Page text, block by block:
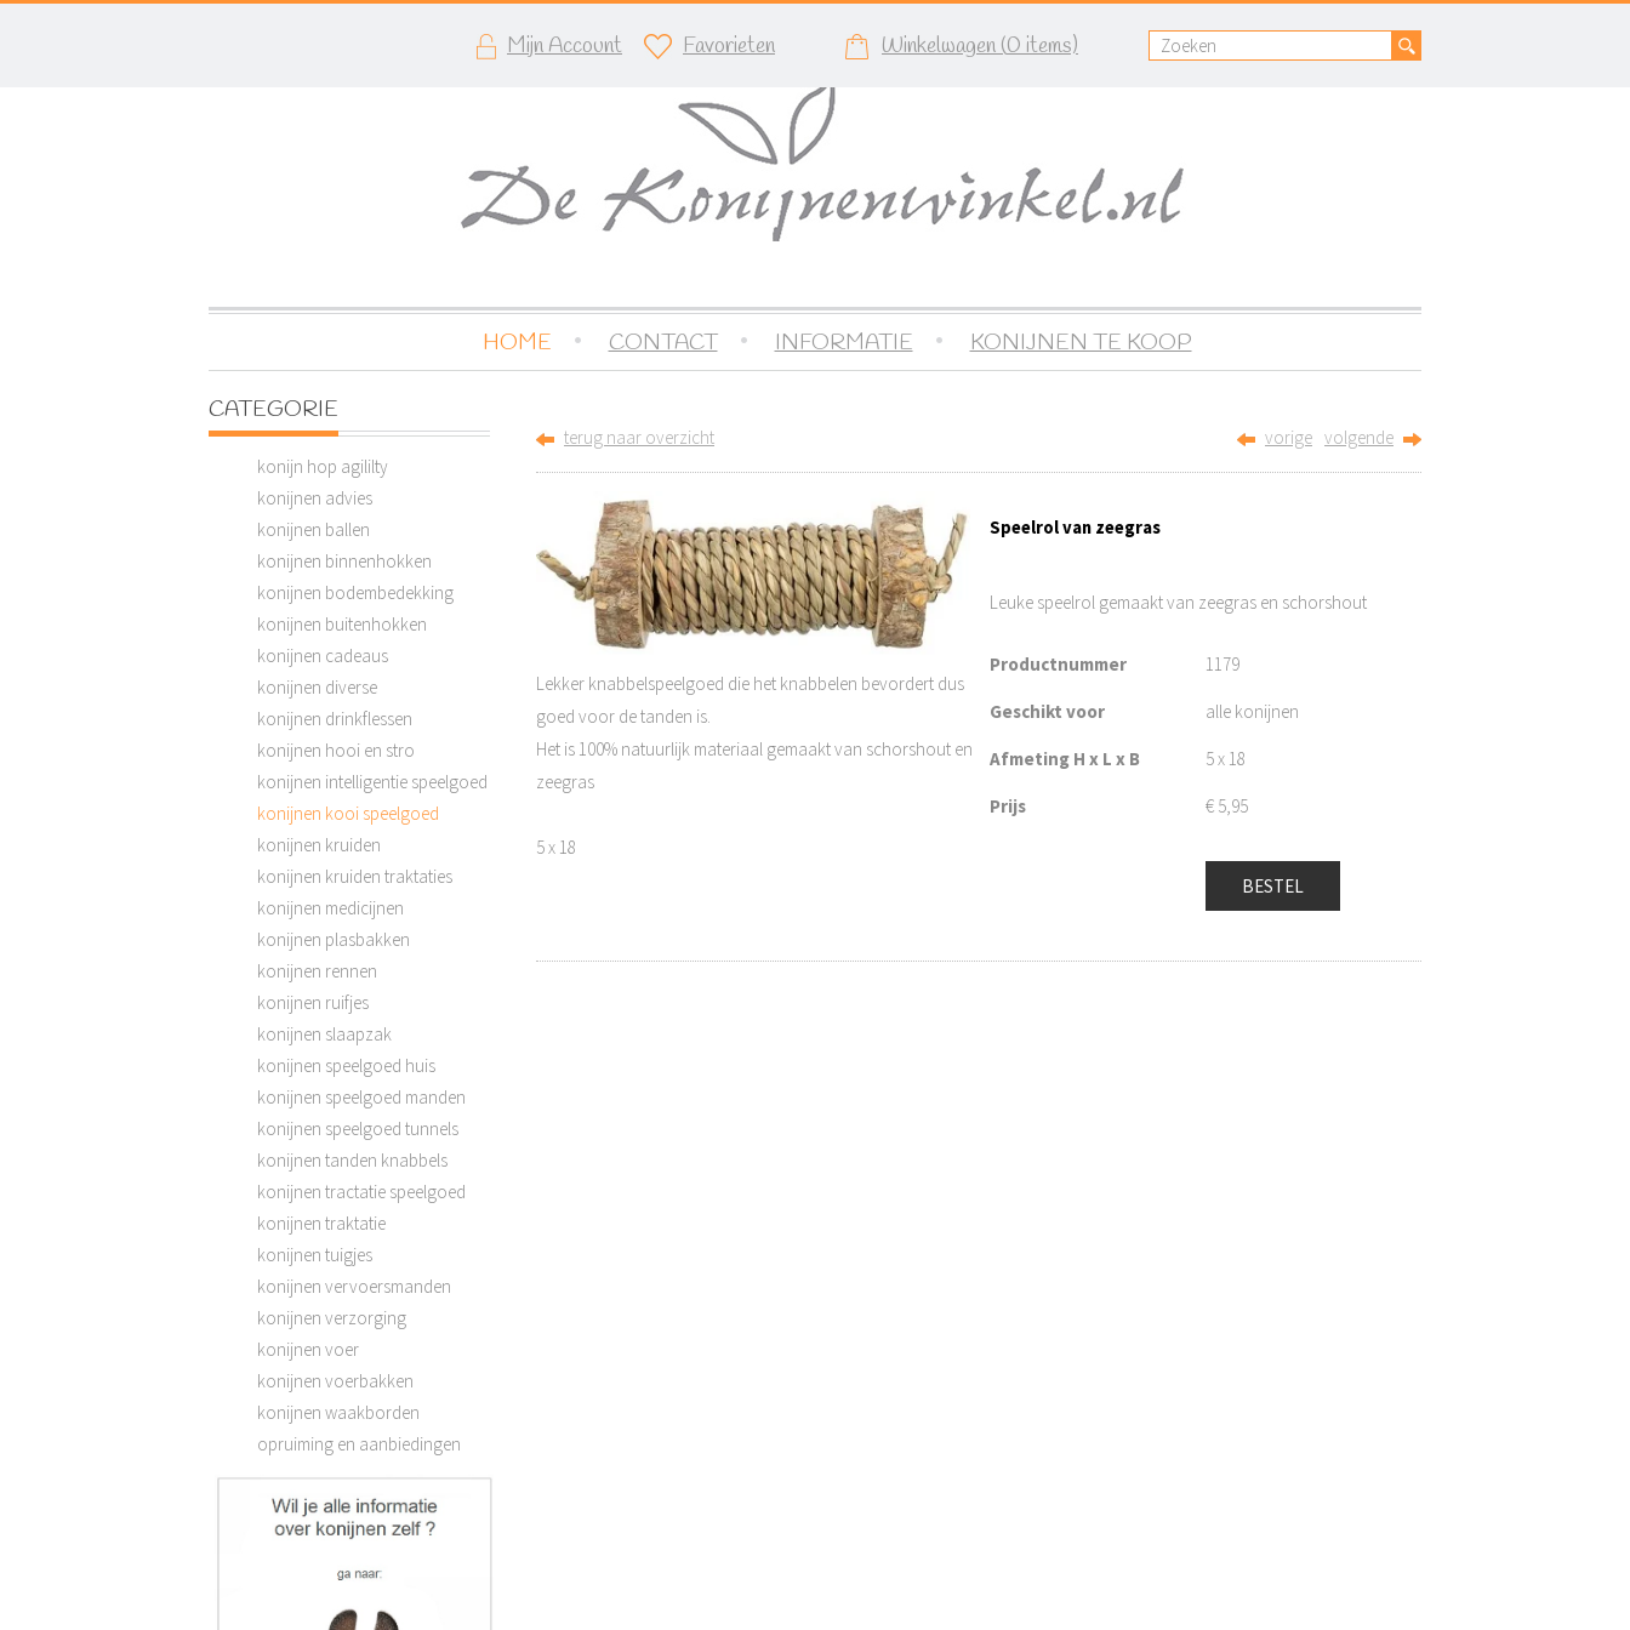
Mijn Account Favorieten Winkelwagen (0 items)
HOME CONTACT INFORMATIE KONIJNEN TE KOOP
CATEGORIE
konijn hop agililty
konijnen advies
konijnen ballen
konijnen binnenhokken
konijnen bodembedekking
konijnen buitenhokken
konijnen cadeaus
konijnen diverse
konijnen drinkflessen
konijnen hooi en stro
konijnen intelligentie speelgoed
konijnen kooi speelgoed
konijnen kruiden
konijnen kruiden traktaties
konijnen medicijnen
konijnen plasbakken
konijnen rennen
konijnen ruifjes
konijnen slaapzak
konijnen speelgoed huis
konijnen speelgoed manden
konijnen speelgoed tunnels
konijnen tanden knabbels
konijnen tractatie speelgoed
konijnen traktatie
konijnen tuigjes
konijnen vervoersmanden
konijnen verzorging
konijnen voer
konijnen voerbakken
konijnen waakborden
opruiming en aanbiedingen
terug naar overzicht vorige volgende
Speelrol van zeegras
Leuke speelrol gemaakt van zeegras en schorshout
Productnummer 1179
Geschikt voor alle konijnen
Afmeting H x L x B 5 x 18
Prijs € 5,95
BESTEL
Lekker knabbelspeelgoed die het knabbelen bevordert dus
goed voor de tanden is.
Het is 100% natuurlijk materiaal gemaakt van schorshout en
zeegras
5 x 18